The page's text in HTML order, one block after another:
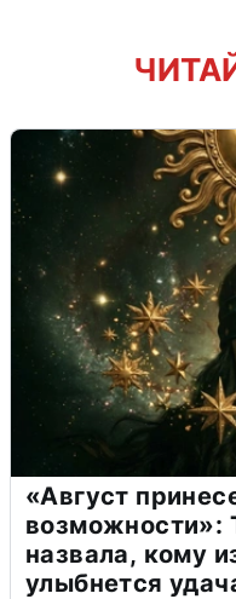
«Август
возможности»:
назвала, кому
улыбнется